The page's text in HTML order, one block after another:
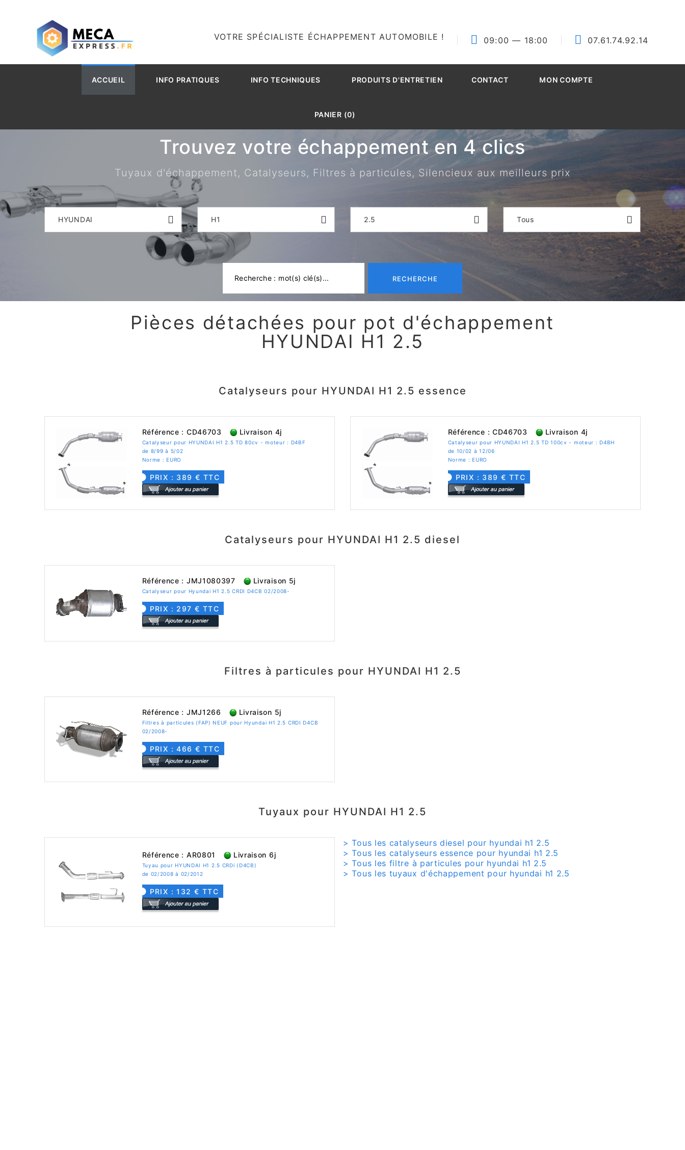
VOTRE SPÉCIALISTE ÉCHAPPEMENT AUTOMOBILE ! 09:00 — 18:00 07.61.74.92.14
ACCUEIL INFO PRATIQUES INFO TECHNIQUES PRODUITS D'ENTRETIEN CONTACT MON COMPTE
PANIER (0)
Trouvez votre échappement en 4 clics
Tuyaux d'échappement, Catalyseurs, Filtres à particules, Silencieux aux meilleurs prix
HYUNDAI H1 2.5 Tous
RECHERCHE
Pièces détachées pour pot d'échappement
HYUNDAI H1 2.5
Catalyseurs pour HYUNDAI H1 2.5 essence
Référence : CD46703 Livraison 4j
Catalyseur pour HYUNDAI H1 2.5 TD 80cv - moteur : D4BF
de 8/99 à 5/02
Norme : EURO
PRIX : 389 € TTC
Référence : CD46703 Livraison 4j
Catalyseur pour HYUNDAI H1 2.5 TD 100cv - moteur : D4BH
de 10/02 à 12/06
Norme : EURO
PRIX : 389 € TTC
Catalyseurs pour HYUNDAI H1 2.5 diesel
Référence : JMJ1080397 Livraison 5j
Catalyseur pour Hyundai H1 2.5 CRDI D4CB 02/2008-
PRIX : 297 € TTC
Filtres à particules pour HYUNDAI H1 2.5
Référence : JMJ1266 Livraison 5j
Filtres à particules (FAP) NEUF pour Hyundai H1 2.5 CRDI D4CB
02/2008-
PRIX : 466 € TTC
Tuyaux pour HYUNDAI H1 2.5
Référence : AR0801 Livraison 6j
Tuyau pour HYUNDAI H1 2.5 CRDi (D4CB)
de 02/2008 à 02/2012
PRIX : 132 € TTC
> Tous les catalyseurs diesel pour hyundai h1 2.5
> Tous les catalyseurs essence pour hyundai h1 2.5
> Tous les filtre à particules pour hyundai h1 2.5
> Tous les tuyaux d'échappement pour hyundai h1 2.5